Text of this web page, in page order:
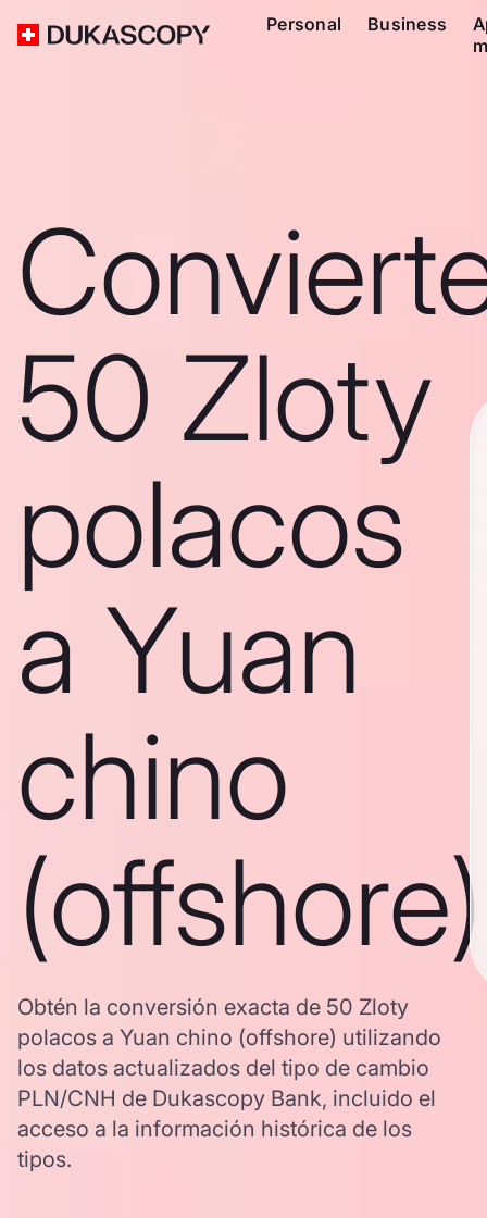
Personal Business
50 Zloty
polacos
a Yuan
chino
(offshore)
Obtén la conversión exacta de 50 Zloty
polacos a Yuan chino (offshore) utilizando
los datos actualizados del tipo de cambio
PLN/CNH de Dukascopy Bank, incluido el
acceso a la información histórica de los
tipos.